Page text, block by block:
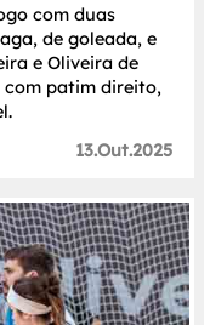
com duas
de goleada, e
e Oliveira de
com patim direito,
13.Out.2025